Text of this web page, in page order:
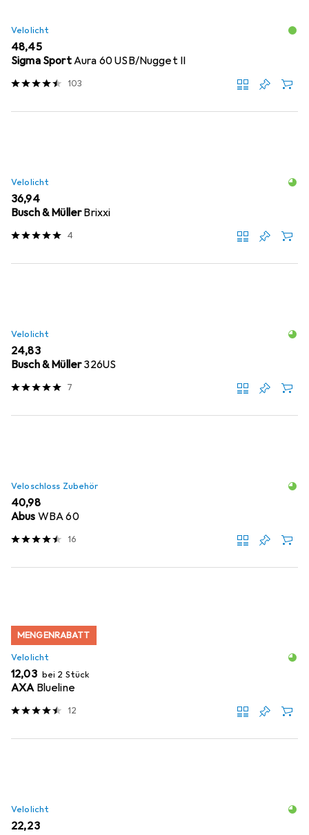
Velolicht
EUR
48,45
Sigma SportAura 60 USB/Nugget II
103
Velolicht
EUR
36,94
Busch & MüllerBrixxi
4
Velolicht
EUR
24,83
Busch & Müller326US
7
Veloschloss Zubehör
EUR
40,98
Abus WBA 60
16
MENGENRABATT
Velolicht
EUR
12,03 bei 2 Stück
AXA Blueline
12
Velolicht
EUR
22,23